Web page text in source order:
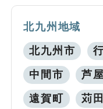
北九州地域
北九州市
中間市 芦屋
遠賀町 苅田